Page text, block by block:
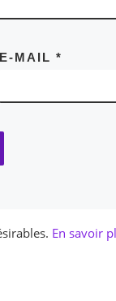
E-MAIL *
En savoir